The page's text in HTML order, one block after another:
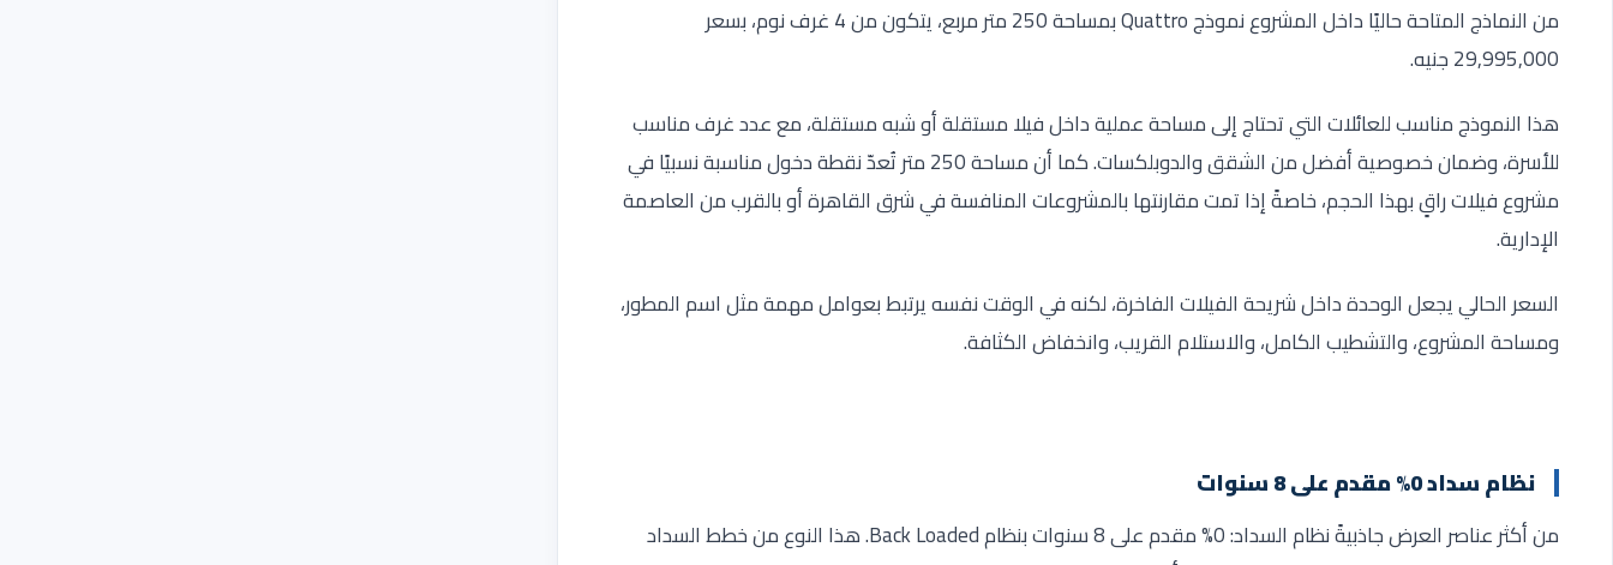
من النماذج المتاحة حاليًا داخل المشروع نموذج Quattro بمساحة 250 متر مربع، يتكون من 4 غرف نوم، بسعر
29,995,000 جنيه.
هذا النموذج مناسب للعائلات التي تحتاج إلى مساحة عملية داخل فيلا مستقلة أو شبه مستقلة، مع عدد غرف مناسب
للأسرة، وضمان خصوصية أفضل من الشقق والدوبلكسات. كما أن مساحة 250 متر تُعدّ نقطة دخول مناسبة نسبيًا في
مشروع فيلات راقٍ بهذا الحجم، خاصةً إذا تمت مقارنتها بالمشروعات المنافسة في شرق القاهرة أو بالقرب من العاصمة
الإدارية.
السعر الحالي يجعل الوحدة داخل شريحة الفيلات الفاخرة، لكنه في الوقت نفسه يرتبط بعوامل مهمة مثل اسم المطور،
ومساحة المشروع، والتشطيب الكامل، والاستلام القريب، وانخفاض الكثافة.
نظام سداد 0% مقدم على 8 سنوات
من أكثر عناصر العرض جاذبيةً نظام السداد: 0% مقدم على 8 سنوات بنظام Back Loaded. هذا النوع من خطط السداد